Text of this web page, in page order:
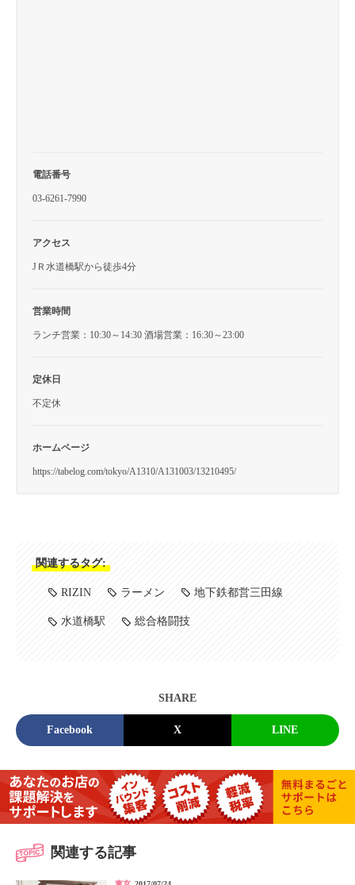
電話番号
03-6261-7990
アクセス
JＲ水道橋駅から徒歩4分
営業時間
ランチ営業：10:30～14:30 酒場営業：16:30～23:00
定休日
不定休
ホームページ
https://tabelog.com/tokyo/A1310/A131003/13210495/
関連するタグ:
RIZIN ラーメン 地下鉄都営三田線
水道橋駅 総合格闘技
SHARE
Facebook X LINE
関連する記事